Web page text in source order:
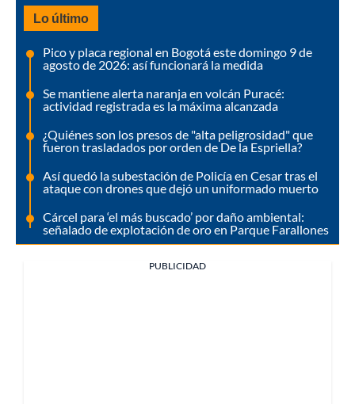
Lo último
Pico y placa regional en Bogotá este domingo 9 de
agosto de 2026: así funcionará la medida
Se mantiene alerta naranja en volcán Puracé:
actividad registrada es la máxima alcanzada
¿Quiénes son los presos de "alta peligrosidad" que
fueron trasladados por orden de De la Espriella?
Así quedó la subestación de Policía en Cesar tras el
ataque con drones que dejó un uniformado muerto
Cárcel para ‘el más buscado’ por daño ambiental:
señalado de explotación de oro en Parque Farallones
PUBLICIDAD